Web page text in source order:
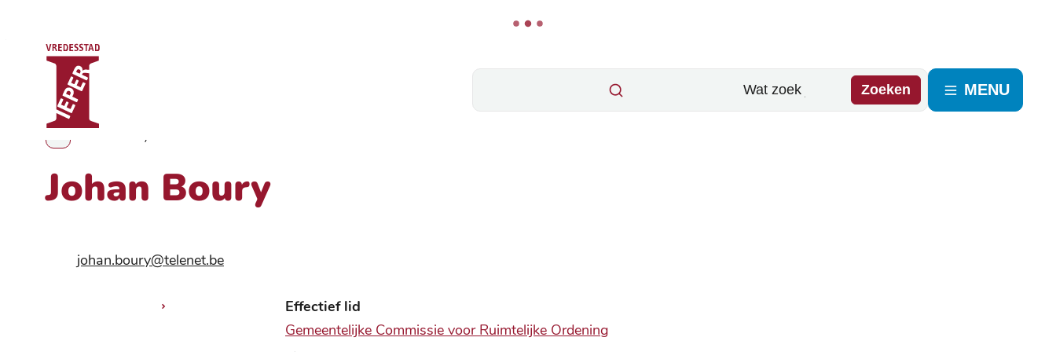
Naar inhoud
Stad Ieper
Zoeken MENU
Toon alle broodkruimel items
Johan Boury
Johan Boury
E-mailjohan.boury@telenet.be
Effectief lid
Gemeentelijke Commissie voor Ruimtelijke Ordening